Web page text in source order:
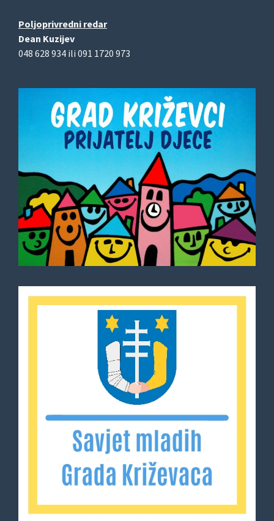
Poljoprivredni redar
Dean Kuzijev
048 628 934 ili 091 1720 973